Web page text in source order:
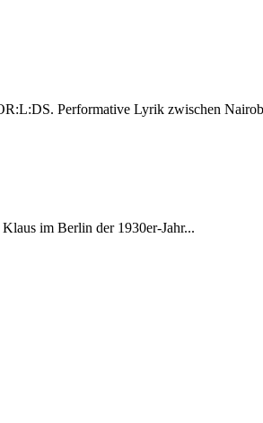
Performative Lyrik zwischen
im Berlin der 1930er-Jahr...